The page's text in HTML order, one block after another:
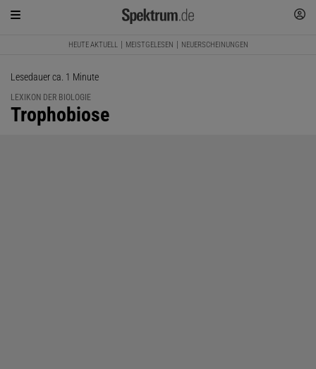
HEUTE AKTUELL MEISTGELESEN NEUERSCHEINUNGEN
Lesedauer ca. 1 Minute
LEXIKON DER BIOLOGIE
:
Trophobiose